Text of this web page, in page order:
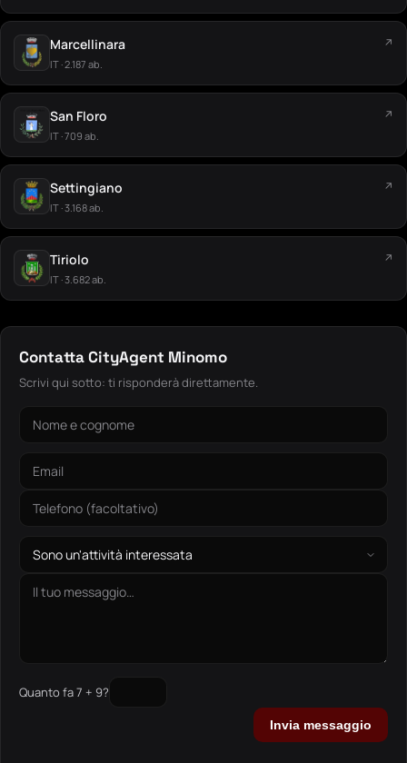
Marcellinara
IT · 2.187 ab.
↗
San Floro
IT · 709 ab.
↗
Settingiano
IT · 3.168 ab.
↗
Tiriolo
IT · 3.682 ab.
↗
Contatta CityAgent Minomo
Scrivi qui sotto: ti risponderà direttamente.
Quanto fa 7 + 9?
Invia messaggio